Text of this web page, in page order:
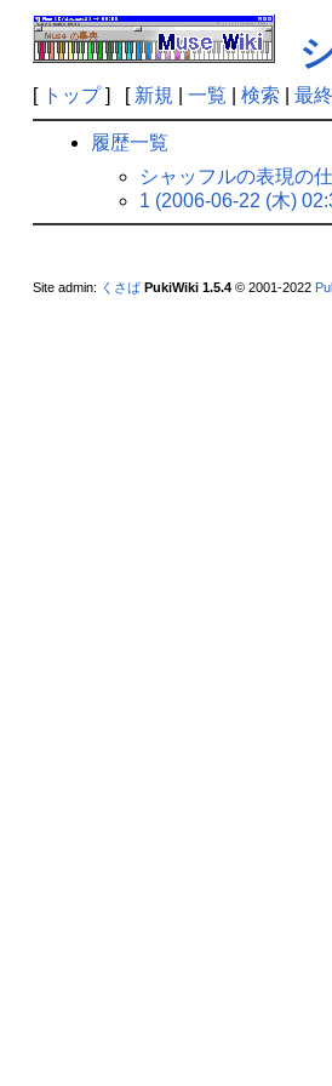
[ トップ] [ 新規 一覧 検索 最
履歴一覧
シャッフルの表現の
1 (2006-06-22 (木)
Site admin: くさば PukiWiki 1.5.4© 2001-2022